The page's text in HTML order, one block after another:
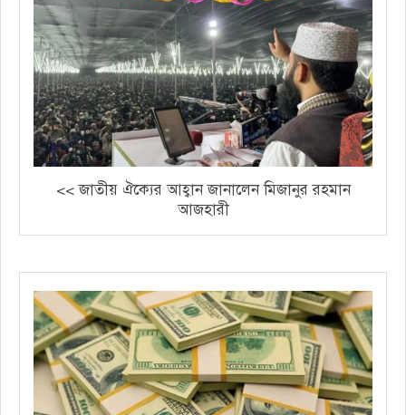
<< জাতীয় ঐক্যের আহ্বান জানালেন মিজানুর রহমান
আজহারী